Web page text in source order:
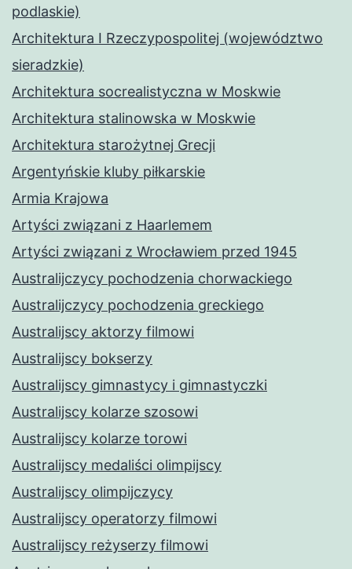
podlaskie)
Architektura I Rzeczypospolitej (województwo
sieradzkie)
Architektura socrealistyczna w Moskwie
Architektura stalinowska w Moskwie
Architektura starożytnej Grecji
Argentyńskie kluby piłkarskie
Armia Krajowa
Artyści związani z Haarlemem
Artyści związani z Wrocławiem przed 1945
Australijczycy pochodzenia chorwackiego
Australijczycy pochodzenia greckiego
Australijscy aktorzy filmowi
Australijscy bokserzy
Australijscy gimnastycy i gimnastyczki
Australijscy kolarze szosowi
Australijscy kolarze torowi
Australijscy medaliści olimpijscy
Australijscy olimpijczycy
Australijscy operatorzy filmowi
Australijscy reżyserzy filmowi